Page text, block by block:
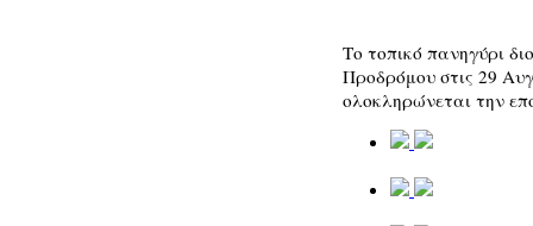
Το τοπικό πανηγύρι
Προδρόμου στις 29
ολοκληρώνεται την